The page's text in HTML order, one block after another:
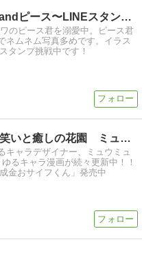
チワワ大好き ラブandピース〜LINEスタンプ＆イラスト〜
のピース君を溺愛中。ピース君
ネムネム写真多めです。イラス
タンプ挑戦中です！
LINEスタンプ制作笑いと癒しの花園 ミュウミュウ
キャラデザイナー、ミュウミュ
るキャラ漫画が続々更新中！！
金おサイフくん」発売中